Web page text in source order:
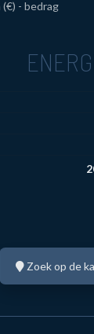
- bedrag
Zoek op de